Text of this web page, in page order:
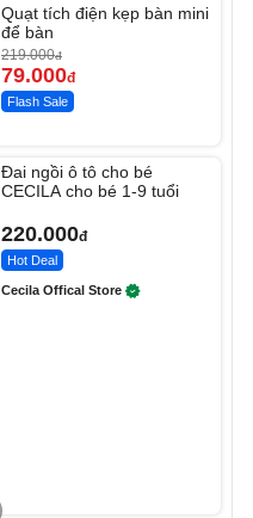
Quạt tích điện kẹp bàn mini
để bàn
219.000đ
79.000đ
Flash Sale
Đai ngồi ô tô cho bé
CECILA cho bé 1-9 tuổi
220.000đ
Hot Deal
Cecila Offical Store